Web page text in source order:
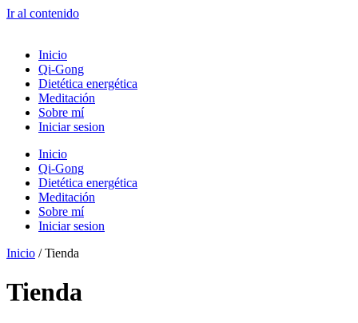
Ir al contenido
Inicio
Qi-Gong
Dietética energética
Meditación
Sobre mí
Iniciar sesion
Inicio
Qi-Gong
Dietética energética
Meditación
Sobre mí
Iniciar sesion
Inicio / Tienda
Tienda